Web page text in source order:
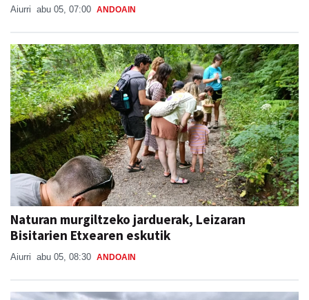
Aiurri abu 05, 07:00 ANDOAIN
Naturan murgiltzeko jarduerak, Leizaran
Bisitarien Etxearen eskutik
Aiurri abu 05, 08:30 ANDOAIN